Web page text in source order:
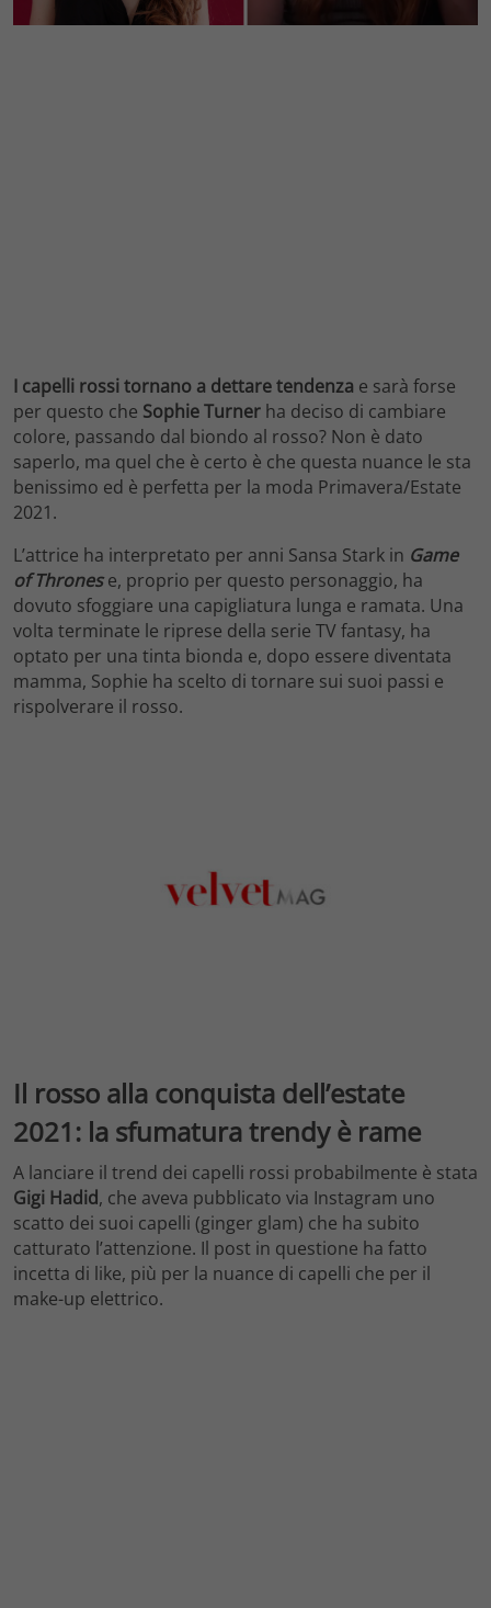
I capelli rossi tornano a dettare tendenza e sarà forse
per questo che Sophie Turner ha deciso di cambiare
colore, passando dal biondo al rosso? Non è dato
saperlo, ma quel che è certo è che questa nuance le sta
benissimo ed è perfetta per la moda Primavera/Estate
2021.
L’attrice ha interpretato per anni Sansa Stark in Game
of Thrones e, proprio per questo personaggio, ha
dovuto sfoggiare una capigliatura lunga e ramata. Una
volta terminate le riprese della serie TV fantasy, ha
optato per una tinta bionda e, dopo essere diventata
mamma, Sophie ha scelto di tornare sui suoi passi e
rispolverare il rosso.
Il rosso alla conquista dell’estate
2021: la sfumatura trendy è rame
A lanciare il trend dei capelli rossi probabilmente è stata
Gigi Hadid, che aveva pubblicato via Instagram uno
scatto dei suoi capelli (ginger glam) che ha subito
catturato l’attenzione. Il post in questione ha fatto
incetta di like, più per la nuance di capelli che per il
make-up elettrico.